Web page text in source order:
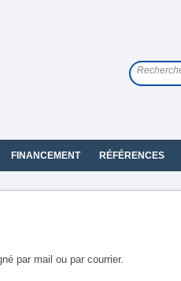
FINANCEMENT RÉFÉRENCES
par mail ou par courrier.